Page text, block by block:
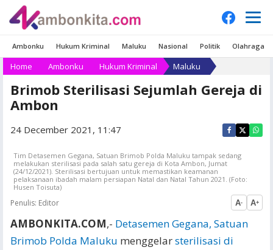
Ambonku Hukum Kriminal Maluku Nasional Politik Olahraga
Home Ambonku Hukum Kriminal Maluku
Brimob Sterilisasi Sejumlah Gereja di
Ambon
24 December 2021, 11:47
Tim Detasemen Gegana, Satuan Brimob Polda Maluku tampak sedang
melakukan sterilisasi pada salah satu gereja di Kota Ambon, Jumat
(24/12/2021). Sterilisasi bertujuan untuk memastikan keamanan
pelaksanaan ibadah malam persiapan Natal dan Natal Tahun 2021. (Foto:
Husen Toisuta)
Penulis: Editor A- A+
AMBONKITA.COM,- Detasemen Gegana, Satuan
Brimob Polda Maluku menggelarsterilisasi di